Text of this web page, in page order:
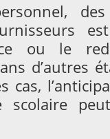
ou le
d’autres
scolaire